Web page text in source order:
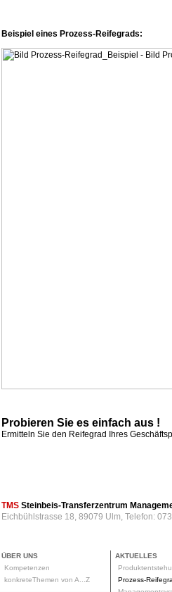
Beispiel eines Prozess-Reifegrads:
Probieren Sie es einfach aus !
Ermitteln Sie den Reifegrad Ihres
TMS Steinbeis-Transferzentrum
Eichbühlstrasse 18, 89079 Ulm, Telefon:
ÜBER UNS
Kompetenzen
konkreteThemen von A...Z
AKTUELLES
Prozess-